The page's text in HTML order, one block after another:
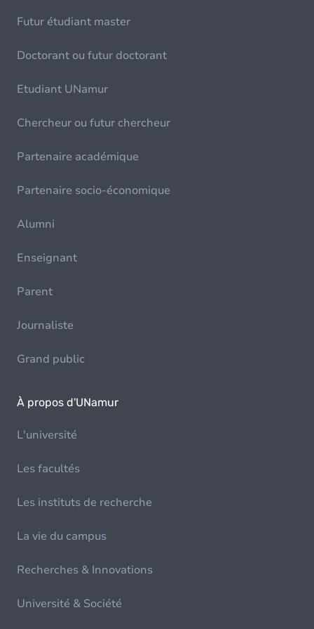
Futur étudiant master
Doctorant ou futur doctorant
Etudiant UNamur
Chercheur ou futur chercheur
Partenaire académique
Partenaire socio-économique
Alumni
Enseignant
Parent
Journaliste
Grand public
À propos d'UNamur
L'université
Les facultés
Les instituts de recherche
La vie du campus
Recherches & Innovations
Université & Société